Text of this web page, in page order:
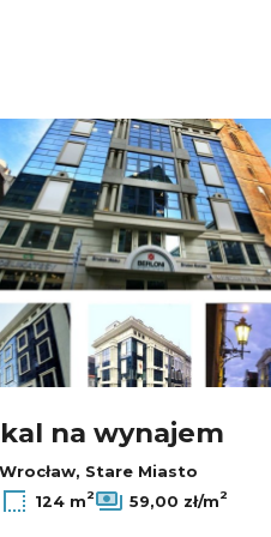
na wynajem
Wrocław, Stare Miasto
124 m2 59,00 zł/m2